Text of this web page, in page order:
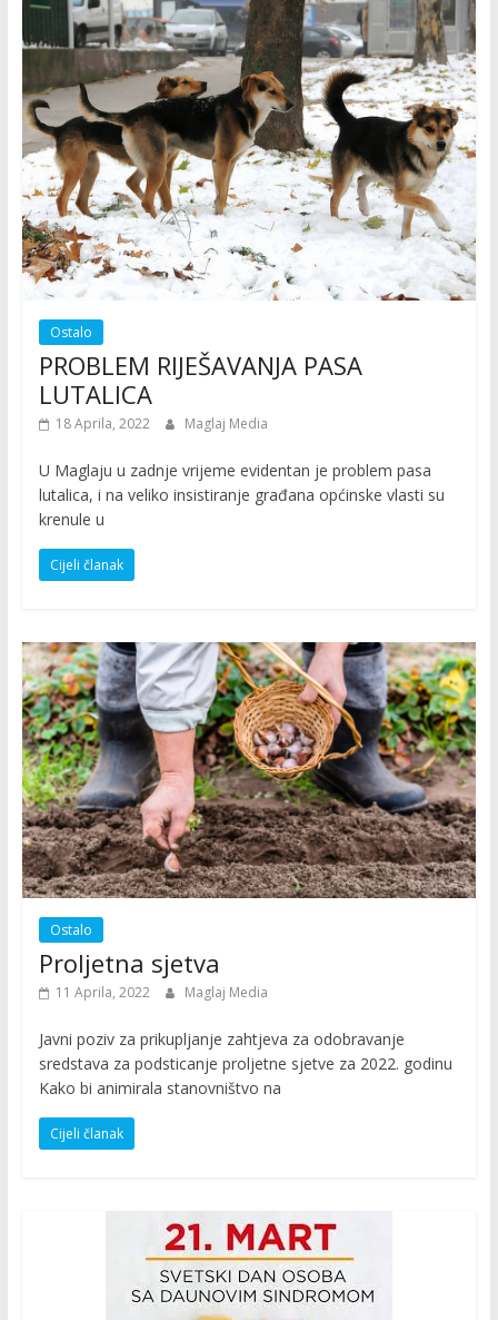
Ostalo
PROBLEM RIJEŠAVANJA PASA
LUTALICA
18 Aprila, 2022 Maglaj Media
U Maglaju u zadnje vrijeme evidentan je problem pasa
lutalica, i na veliko insistiranje građana općinske vlasti su
krenule u
Cijeli članak
Ostalo
Proljetna sjetva
11 Aprila, 2022 Maglaj Media
Javni poziv za prikupljanje zahtjeva za odobravanje
sredstava za podsticanje proljetne sjetve za 2022. godinu
Kako bi animirala stanovništvo na
Cijeli članak